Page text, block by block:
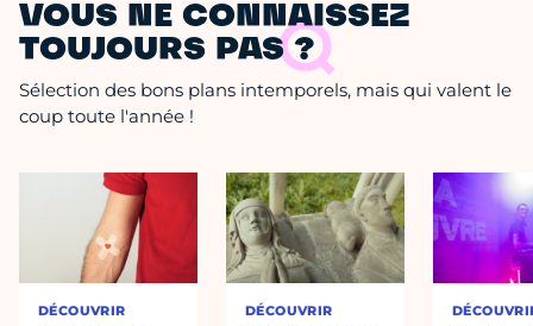
VOUS NE CONNAISSEZ
TOUJOURS PAS ?
Sélection des bons plans intemporels, mais qui valent le
coup toute l'année !
DÉCOUVRIR DÉCOUVRIR